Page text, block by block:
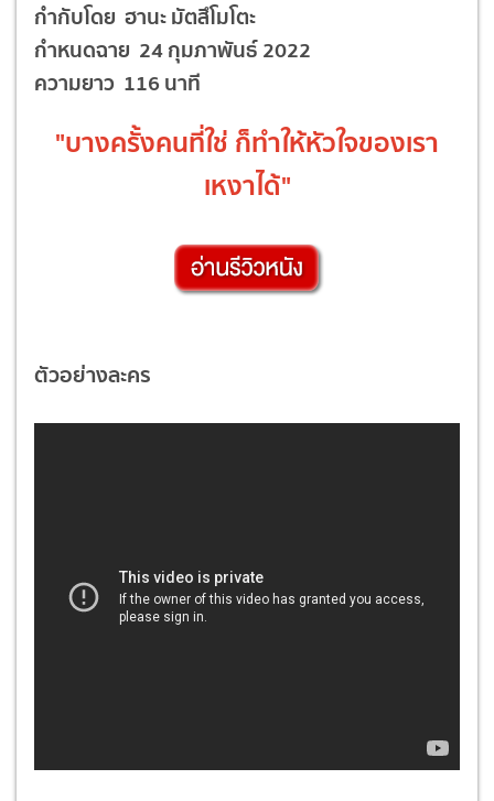
กำกับโดย ฮานะ มัตสึโมโตะ
กำหนดฉาย 24 กุมภาพันธ์ 2022
ความยาว 116 นาที
"บางครั้งคนที่ใช่ ก็ทำให้หัวใจของเรา
เหงาได้"
ตัวอย่างละคร